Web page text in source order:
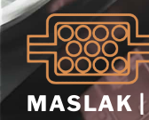
İçeriğe
geç
MASLAK